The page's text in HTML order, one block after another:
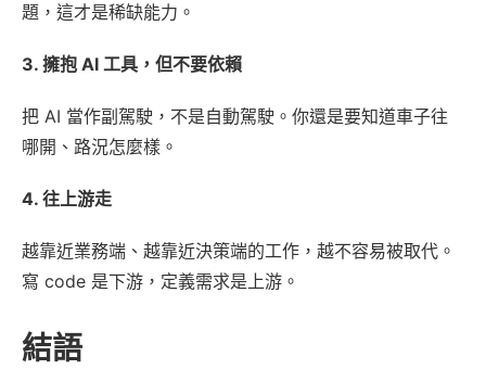
題，這才是稀缺能力。
3. 擁抱 AI 工具，但不要依賴
把 AI 當作副駕駛，不是自動駕駛。你還是要知道車子往
哪開、路況怎麼樣。
4. 往上游走
越靠近業務端、越靠近決策端的工作，越不容易被取代。
寫 code 是下游，定義需求是上游。
結語